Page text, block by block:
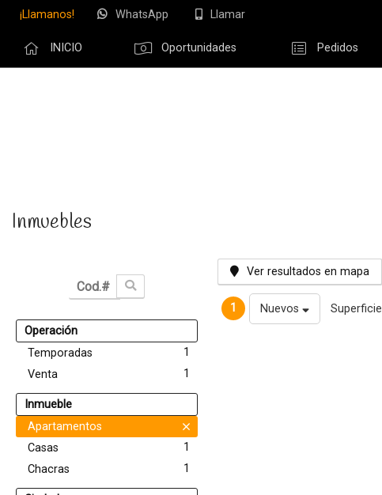
¡Llamanos! WhatsApp Llamar
INICIO Oportunidades Pedidos
Inmuebles
Operación
Temporadas
1
Venta
1
Inmueble
Apartamentos
Casas
1
Chacras
1
Ver resultados en mapa
1 Nuevos Superficie